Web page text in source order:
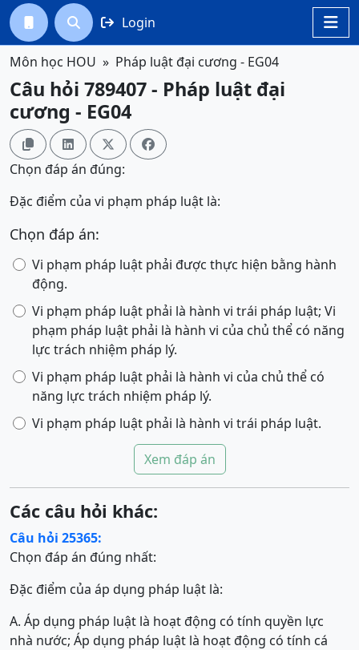

  Login
Môn học HOU Pháp luật đại cương - EG04
Câu hỏi 789407 - Pháp luật đại
cương - EG04
   
Chọn đáp án đúng:
Đặc điểm của vi phạm pháp luật là:
Chọn đáp án:
Vi phạm pháp luật phải được thực hiện bằng hành
động.
Vi phạm pháp luật phải là hành vi trái pháp luật; Vi
phạm pháp luật phải là hành vi của chủ thể có năng
lực trách nhiệm pháp lý.
Vi phạm pháp luật phải là hành vi của chủ thể có
năng lực trách nhiệm pháp lý.
Vi phạm pháp luật phải là hành vi trái pháp luật.
Xem đáp án
Các câu hỏi khác:
Câu hỏi 25365:
Chọn đáp án đúng nhất:
Đặc điểm của áp dụng pháp luật là:
A. Áp dụng pháp luật là hoạt động có tính quyền lực
nhà nước; Áp dụng pháp luật là hoạt động có tính cá